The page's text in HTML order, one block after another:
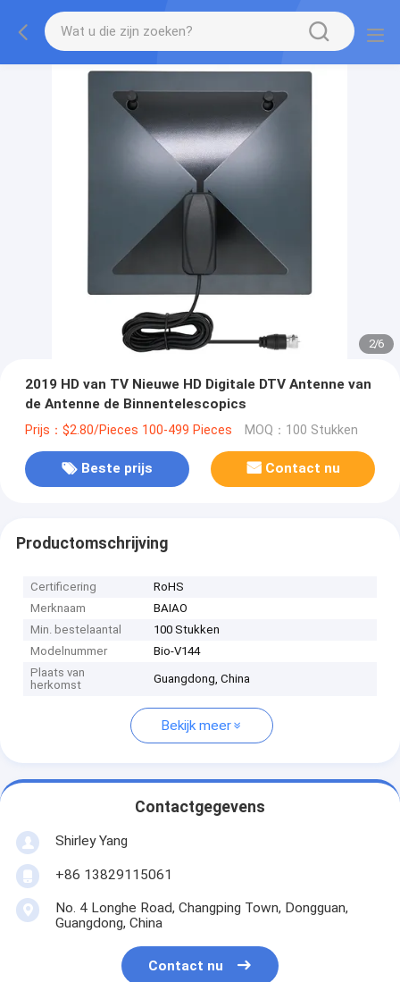
2/6
2019 HD van TV Nieuwe HD Digitale DTV Antenne van
de Antenne de Binnentelescopics
Prijs：$2.80/Pieces 100-499 Pieces MOQ：100 Stukken
Beste prijs Contact nu
Productomschrijving
Certificering
RoHS
Merknaam
BAIAO
Min. bestelaantal
100 Stukken
Modelnummer
Bio-V144
Plaats van
herkomst
Guangdong, China
Bekijk meer
Contactgegevens
Shirley Yang
+86 13829115061
No. 4 Longhe Road, Changping Town, Dongguan,
Guangdong, China
Contact nu